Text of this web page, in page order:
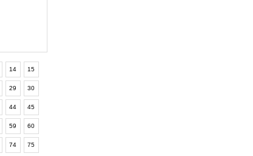
14 15
29 30
44 45
59 60
74 75